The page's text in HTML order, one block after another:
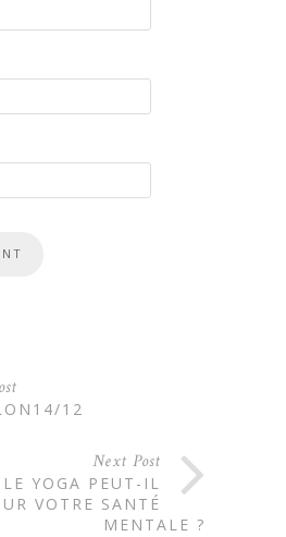
12
Next Post
YOGA PEUT-IL
VOTRE SANTÉ
MENTALE ?